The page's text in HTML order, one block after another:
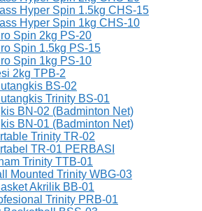
Hyper Spin 1.5kg CHS-15
Hyper Spin 1kg CHS-10
Spin 2kg PS-20
Spin 1.5kg PS-15
Spin 1kg PS-10
2kg TPB-2
BS-02
Trinity BS-01
BN-02 (Badminton Net)
BN-01 (Badminton Net)
Trinity TR-02
TR-01 PERBASI
Trinity TTB-01
Mounted Trinity WBG-03
Akrilik BB-01
Trinity PRB-01